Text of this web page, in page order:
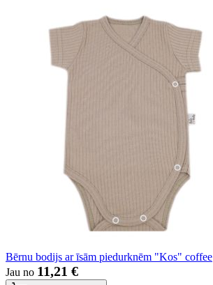
Bērnu bodijs ar īsām piedurknēm "Kos" coffee
Jau no 11,21 €